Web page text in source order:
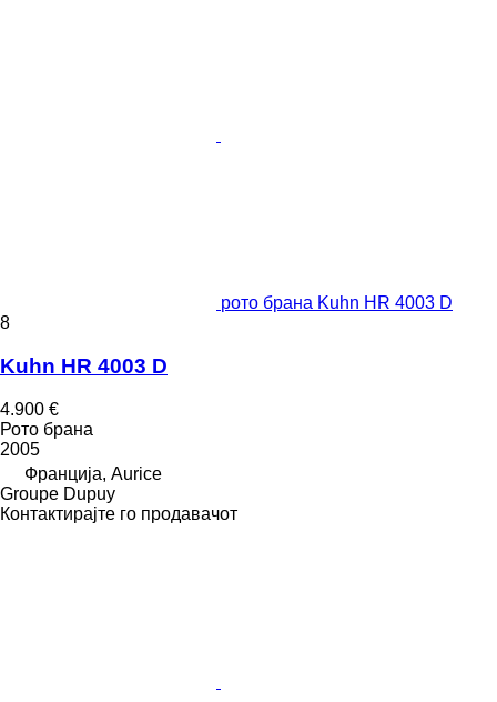
рото брана Kuhn HR 4003 D
8
Kuhn HR 4003 D
4.900 €
Рото брана
2005
Франција, Aurice
Groupe Dupuy
Контактирајте го продавачот